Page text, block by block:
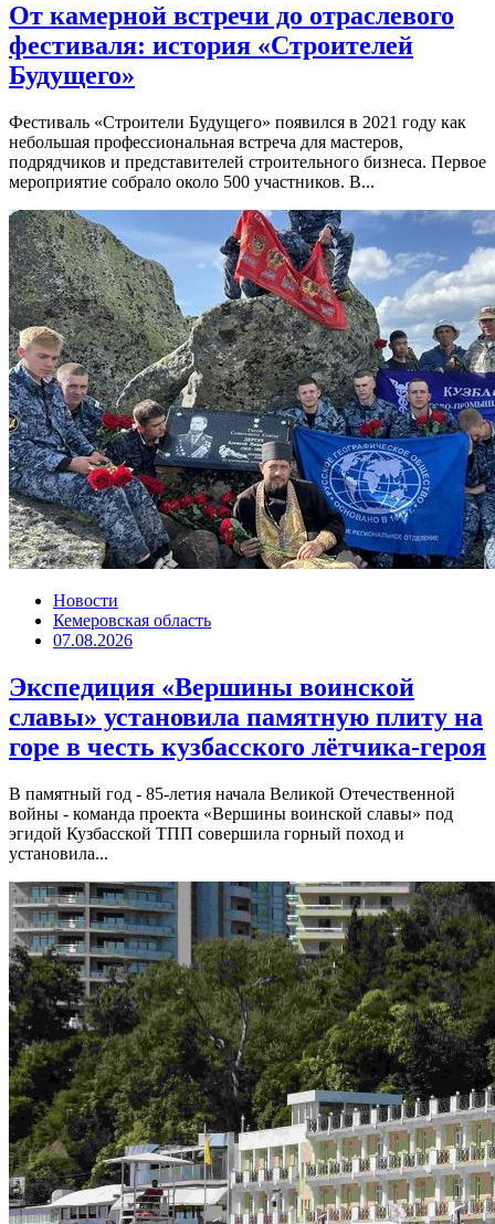
От камерной встречи до отраслевого
фестиваля: история «Строителей
Будущего»
Фестиваль «Строители Будущего» появился в 2021 году как
небольшая профессиональная встреча для мастеров,
подрядчиков и представителей строительного бизнеса. Первое
мероприятие собрало около 500 участников. В...
Новости
Кемеровская область
07.08.2026
Экспедиция «Вершины воинской
славы» установила памятную плиту на
горе в честь кузбасского лётчика-героя
В памятный год - 85-летия начала Великой Отечественной
войны - команда проекта «Вершины воинской славы» под
эгидой Кузбасской ТПП совершила горный поход и
установила...